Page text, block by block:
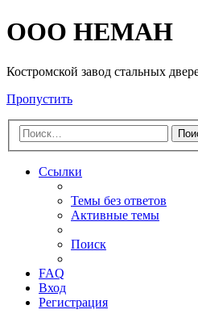
OOO HEMAH
Костромской завод стальных
Пропустить
Ссылки
Темы без ответов
Активные темы
Поиск
FAQ
Вход
Регистрация